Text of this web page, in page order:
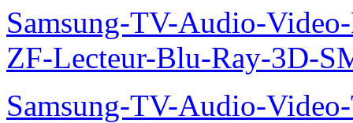
Samsung-TV-Audio-
ZF-Lecteur-Blu-Ray-3D-
Samsung-TV-Audio-